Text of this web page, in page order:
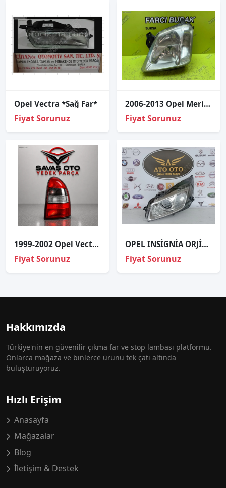
Opel Vectra *Sağ Far*
Fiyat Sorunuz
2006-2013 Opel Meriva Sol Far 89308550
Fiyat Sorunuz
1999-2002 Opel Vectra Arka Stop SW Sağ Sol
Fiyat Sorunuz
OPEL INSİGNİA ORJİNAL ÇIKMA SOL FAR
Fiyat Sorunuz
Hakkımızda
Türkiye'nin en güvenilir çıkma far ve stop lambası platformu.
Onlarca mağaza ve binlerce ürünü tek çatı altında
buluşturuyoruz.
Hızlı Erişim
Anasayfa
Mağazalar
Blog
İletişim & Destek